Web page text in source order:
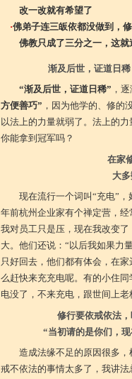
改一改就有希望了
·佛弟子连三皈依都没做到，
佛教只成了三分之一，这就
渐及后世，证道日
“渐及后世，证道日稀” ，
方便善巧” ，因为他学的、修的
以法上的力量就弱了。法上的
你能拿到冠军吗？
在家
大
现在流行一个词叫“充电”
年前杭州企业家有个禅定营，
我对员工只是压，现在我改变
大。他们还说：“以后我如果力
只好回去，他们都有体会，在
么赶快来充充电呢。有的小住
电没了，不来充电，跟世间上
修行要依戒依法
“当初请的是你们，
造成法缘不足的原因很多
戒不依法的事情太多了，我讲